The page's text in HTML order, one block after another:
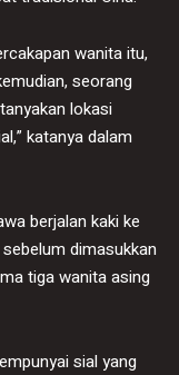
wanita itu,
seorang
lokasi
katanya dalam
berjalan kaki ke
dimasukkan
tiga wanita asing
sial yang